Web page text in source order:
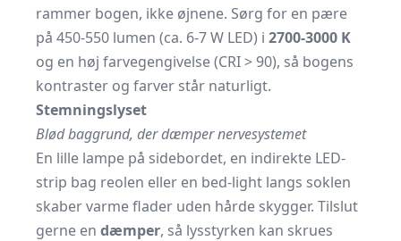
rammer bogen, ikke øjnene. Sørg for en pære
på 450-550 lumen (ca. 6-7 W LED) i 2700-3000 K
og en høj farvegengivelse (CRI > 90), så bogens
kontraster og farver står naturligt.
Stemningslyset
Blød baggrund, der dæmper nervesystemet
En lille lampe på sidebordet, en indirekte LED-
strip bag reolen eller en bed-light langs soklen
skaber varme flader uden hårde skygger. Tilslut
gerne en dæmper, så lysstyrken kan skrues